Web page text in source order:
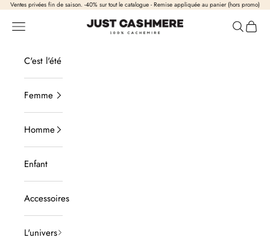
Passer au contenu
Ventes privées fin de saison. -40% sur tout le catalogue - Remise appliquée au panier (hors promo)
Just Cashmere
Ouvrir la navigation Ouvrir la
Voir
C'est l'été
Femme
Homme
Enfant
Accessoires
L'univers